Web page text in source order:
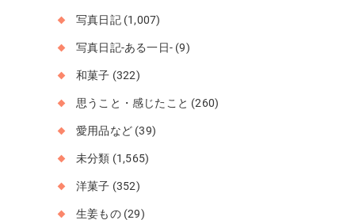
写真日記(1,007)
写真日記-ある一日- (9)
和菓子 (322)
思うこと・感じたこと (260)
愛用品など (39)
未分類 (1,565)
洋菓子 (352)
生姜もの(29)